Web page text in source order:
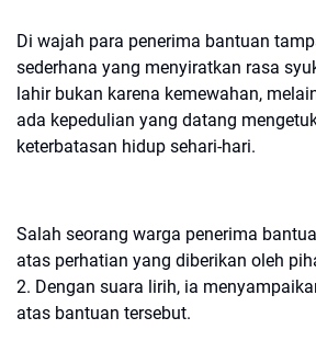
Di wajah para penerima bantuan
sederhana yang menyiratkan rasa
lahir bukan karena kemewahan,
ada kepedulian yang datang
keterbatasan hidup sehari-hari.
Salah seorang warga penerima
atas perhatian yang diberikan oleh
2. Dengan suara lirih, ia
atas bantuan tersebut.